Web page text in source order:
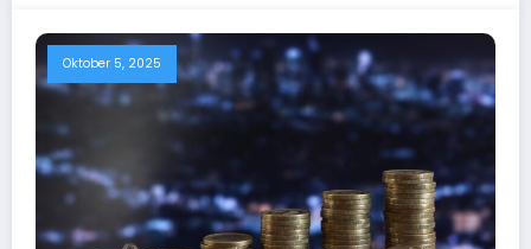
Oktober 5, 2025